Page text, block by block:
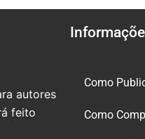
autores
feito
Como
Como